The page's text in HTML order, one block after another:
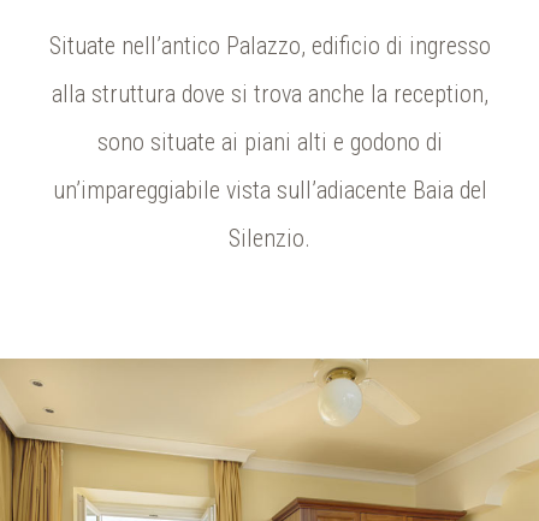
Situate nell’antico Palazzo, edificio di ingresso
alla struttura dove si trova anche la reception,
sono situate ai piani alti e godono di
un’impareggiabile vista sull’adiacente Baia del
Silenzio.